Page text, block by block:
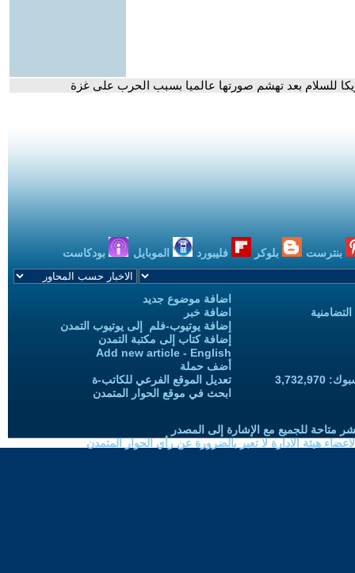
للسلام بعد تهشم صورتها عالميا بسبب الحرب على غزة
بنترست بلوكر فليبورد الموبايل بودكاست
اضافة موضوع جديد
اضافة خبر
إضافة يوتيوب-فلم إلى يوتيوب التمدن
إضافة كتاب إلى مكتبة التمدن
Add new article - English
أضف حملة
تعديل الموقع الفرعي للكاتب-ة
ابحث في موقع الحوار المتمدن
متاحة للجميع مع الإشارة إلى المصدر
هيئة الادارة لا تعبر بالضرورة عن رأي الحوار المتمدن